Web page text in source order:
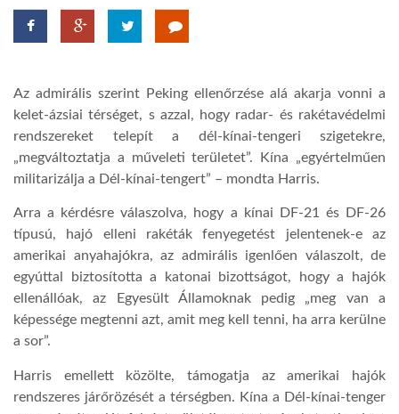
GLOBOTV
AFRIKA TUDÁSTÁR
A NAP SZÉPE
LINKTR.EE
GLOBOZSARU
DOBRAVERO.HU
Az admirális szerint Peking ellenőrzése alá akarja vonni a
kelet-ázsiai térséget, s azzal, hogy radar- és rakétavédelmi
rendszereket telepít a dél-kínai-tengeri szigetekre,
„megváltoztatja a műveleti területet”. Kína „egyértelműen
militarizálja a Dél-kínai-tengert” – mondta Harris.
Arra a kérdésre válaszolva, hogy a kínai DF-21 és DF-26
típusú, hajó elleni rakéták fenyegetést jelentenek-e az
amerikai anyahajókra, az admirális igenlően válaszolt, de
egyúttal biztosította a katonai bizottságot, hogy a hajók
ellenállóak, az Egyesült Államoknak pedig „meg van a
képessége megtenni azt, amit meg kell tenni, ha arra kerülne
a sor”.
Harris emellett közölte, támogatja az amerikai hajók
rendszeres járőrözését a térségben. Kína a Dél-kínai-tenger